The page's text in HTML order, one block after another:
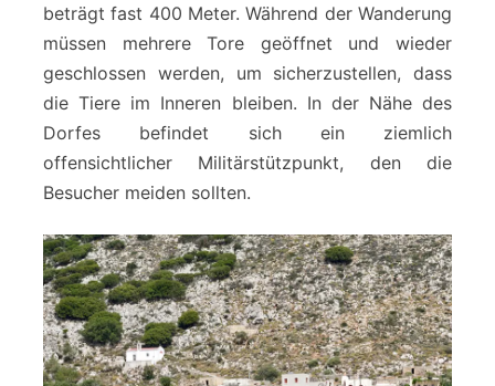
beträgt fast 400 Meter. Während der Wanderung
müssen mehrere Tore geöffnet und wieder
geschlossen werden, um sicherzustellen, dass
die Tiere im Inneren bleiben. In der Nähe des
Dorfes befindet sich ein ziemlich
offensichtlicher Militärstützpunkt, den die
Besucher meiden sollten.